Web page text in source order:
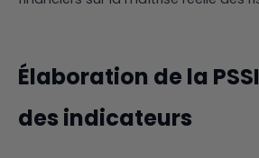
Élaboration de la
des indicateurs